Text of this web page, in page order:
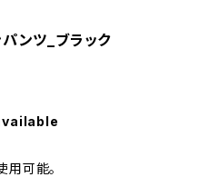
ンツ_ブラック
用可能。